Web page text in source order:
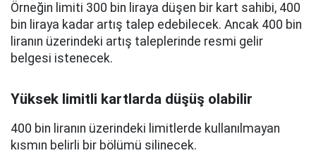
Örneğin limiti 300 bin liraya düşen bir kart sahibi, 400
bin liraya kadar artış talep edebilecek. Ancak 400 bin
liranın üzerindeki artış taleplerinde resmi gelir
belgesi istenecek.
Yüksek limitli kartlarda düşüş olabilir
400 bin liranın üzerindeki limitlerde kullanılmayan
kısmın belirli bir bölümü silinecek.